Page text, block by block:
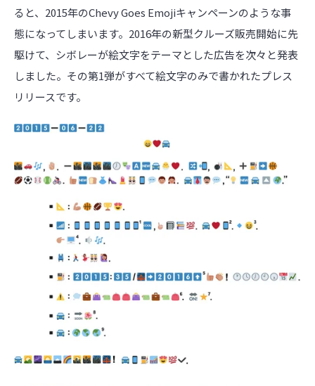
ると、2015年のChevy Goes Emojiキャンペーンのような事
態になってしまいます。2016年の新型クルーズ販売開始に先
駆けて、シボレーが絵文字をテーマとした広告を次々と発表
しました。その第1弾がすべて絵文字のみで書かれたプレス
リリースです。